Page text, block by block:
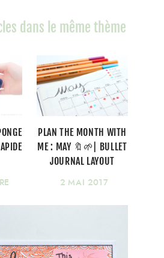
dans le même thème
PLAN THE MONTH WITH
ME : MAY 🔖🌱| BULLET
JOURNAL LAYOUT
2 MAI 2017